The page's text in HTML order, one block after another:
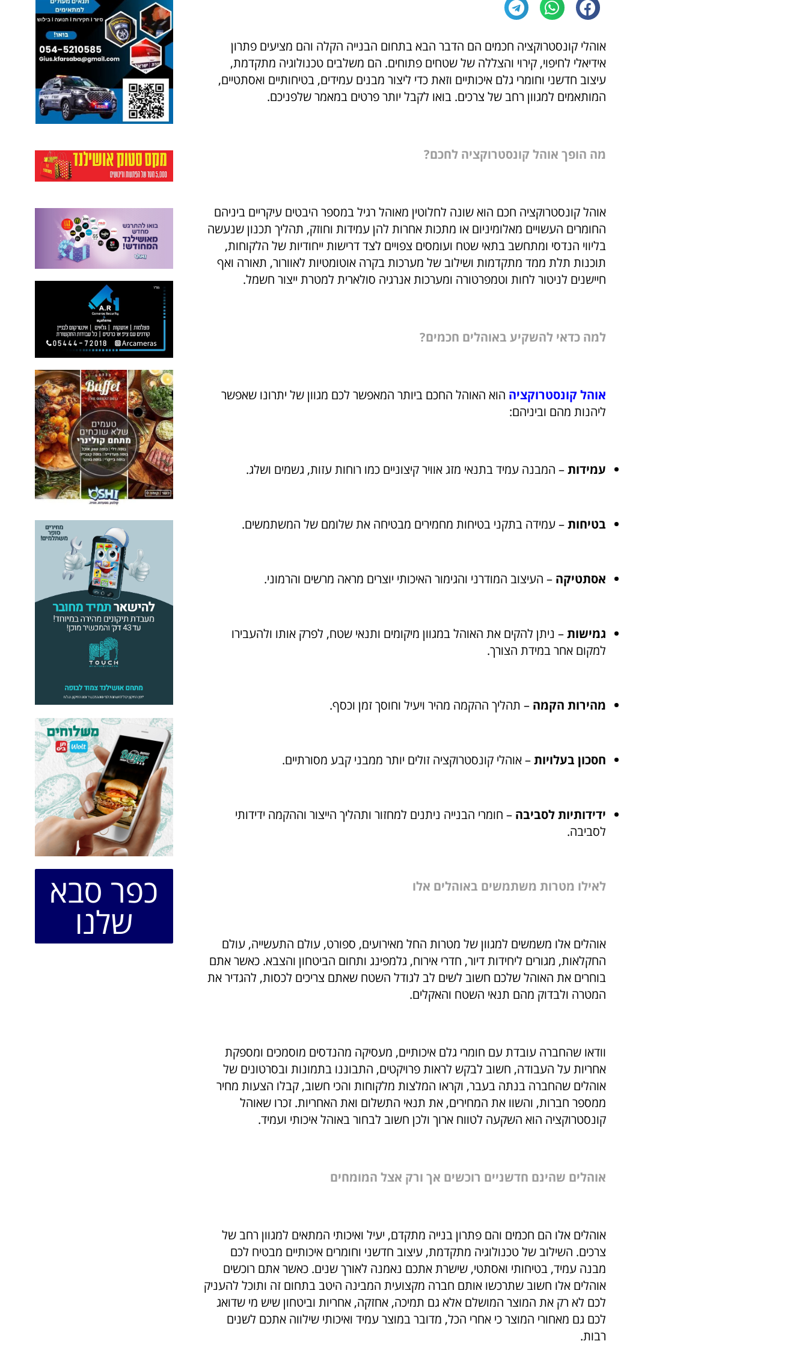
אוהלי קונסטרוקציה חכמים הם הדבר הבא בתחום הבנייה הקלה והם מציעים פתרון
אידיאלי לחיפוי, קירוי והצללה של שטחים פתוחים. הם משלבים טכנולוגיה מתקדמת,
עיצוב חדשני וחומרי גלם איכותיים וזאת כדי ליצור מבנים עמידים, בטיחותיים ואסתטיים,
המותאמים למגוון רחב של צרכים. בואו לקבל יותר פרטים במאמר שלפניכם.
מה הופך אוהל קונסטרוקציה לחכם?
אוהל קונסטרוקציה חכם הוא שונה לחלוטין מאוהל רגיל במספר היבטים עיקריים ביניהם
החומרים העשויים מאלומיניום או מתכות אחרות להן עמידות וחוזק, תהליך תכנון שנעשה
בליווי הנדסי ומתחשב בתאי שטח ועומסים צפויים לצד דרישות ייחודיות של הלקוחות,
תוכנות תלת ממד מתקדמות ושילוב של מערכות בקרה אוטומטיות לאוורור, תאורה ואף
חיישנים לניטור לחות וטמפרטורה ומערכות אנרגיה סולארית למטרת ייצור חשמל.
למה כדאי להשקיע באוהלים חכמים?
אוהל קונסטרוקציה הוא האוהל החכם ביותר המאפשר לכם מגוון של יתרונו שאפשר
ליהנות מהם וביניהם:
עמידות– המבנה עמיד בתנאי מזג אוויר קיצוניים כמו רוחות עזות, גשמים ושלג.
בטיחות– עמידה בתקני בטיחות מחמירים מבטיחה את שלומם של המשתמשים.
אסתטיקה – העיצוב המודרני והגימור האיכותי יוצרים מראה מרשים והרמוני.
גמישות– ניתן להקים את האוהל במגוון מיקומים ותנאי שטח, לפרק אותו ולהעבירו
למקום אחר במידת הצורך.
מהירות הקמה – תהליך ההקמה מהיר ויעיל וחוסך זמן וכסף.
חסכון בעלויות– אוהלי קונסטרוקציה זולים יותר ממבני קבע מסורתיים.
ידידותיות לסביבה – חומרי הבנייה ניתנים למחזור ותהליך הייצור וההקמה ידידותי
לסביבה.
לאילו מטרות משתמשים באוהלים אלו
אוהלים אלו משמשים למגוון של מטרות החל מאירועים, ספורט, עולם התעשייה, עולם
החקלאות, מגורים ליחידות דיור, חדרי אירוח, גלמפינג ותחום הביטחון והצבא. כאשר אתם
בוחרים את האוהל שלכם חשוב לשים לב לגודל השטח שאתם צריכים לכסות, להגדיר את
המטרה ולבדוק מהם תנאי השטח והאקלים.
וודאו שהחברה עובדת עם חומרי גלם איכותיים, מעסיקה מהנדסים מוסמכים ומספקת
אחריות על העבודה, חשוב לבקש לראות פרויקטים, התבוננו בתמונות ובסרטונים של
אוהלים שהחברה בנתה בעבר, וקראו המלצות מלקוחות והכי חשוב, קבלו הצעות מחיר
ממספר חברות, והשוו את המחירים, את תנאי התשלום ואת האחריות. זכרו שאוהל
קונסטרוקציה הוא השקעה לטווח ארוך ולכן חשוב לבחור באוהל איכותי ועמיד.
אוהלים שהינם חדשניים רוכשים אך ורק אצל המומחים
אוהלים אלו הם חכמים והם פתרון בנייה מתקדם, יעיל ואיכותי המתאים למגוון רחב של
צרכים. השילוב של טכנולוגיה מתקדמת, עיצוב חדשני וחומרים איכותיים מבטיח לכם
מבנה עמיד, בטיחותי ואסתטי, שישרת אתכם נאמנה לאורך שנים. כאשר אתם רוכשים
אוהלים אלו חשוב שתרכשו אותם חברה מקצועית המבינה היטב בתחום זה ותוכל להעניק
לכם לא רק את המוצר המושלם אלא גם תמיכה, אחזקה, אחריות וביטחון שיש מי שדואג
לכם גם מאחורי המוצר כי אחרי הכל, מדובר במוצר עמיד ואיכותי שילווה אתכם לשנים
רבות.
כפר סבא
שלנו